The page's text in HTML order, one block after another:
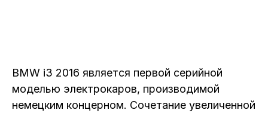
BMW i3 2016 является первой серийной
моделью электрокаров, производимой
немецким концерном. Сочетание увеличенной